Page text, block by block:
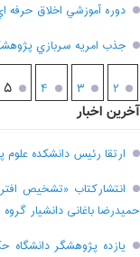
دوره آموزشي اخلاق حرفه
جذب امريه سربازي
۲ ۳ ۴ ۵
آخرین اخبار
ارتقا رئیس دانشکده علوم
انتشارکتاب «تشخیص
حمیدرضا باغانی دانشیار